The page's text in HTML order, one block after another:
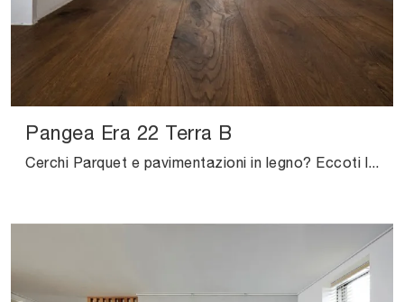
Pangea Era 22 Terra B
Cerchi Parquet e pavimentazioni in legno? Eccoti la soluzione Pangea Era 22 Terra B di Salis: ti sta aspettando in negozio!